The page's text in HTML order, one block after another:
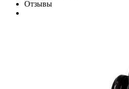
Отзывы